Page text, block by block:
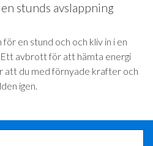
stunds avslappning
en stund och och kliv in i en
avbrott för att hämta energi
att du med förnyade krafter och
igen.